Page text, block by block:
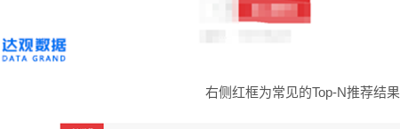
右侧红框为常见的Top-N推荐结果